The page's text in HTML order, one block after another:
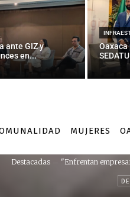
ante GIZ y
en...
Oaxaca
MUJERES
Destacadas "Enfrentan